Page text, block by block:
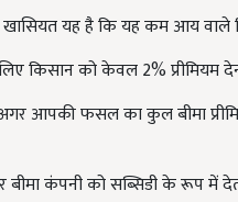
यह है कि यह कम आय
किसान को केवल 2% प्रीमियम
आपकी फसल का कुल बीमा
बीमा कंपनी को सब्सिडी के रूप में